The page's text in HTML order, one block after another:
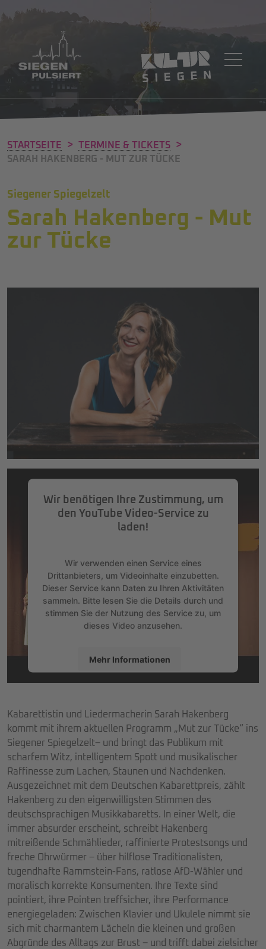
STARTSEITE > TERMINE & TICKETS >
SARAH HAKENBERG - MUT ZUR TÜCKE
Siegener Spiegelzelt
Sarah Hakenberg - Mut
zur Tücke
Kabarettistin und Liedermacherin Sarah Hakenberg
kommt mit ihrem aktuellen Programm „Mut zur Tücke“ ins
Siegener Spiegelzelt– und bringt das Publikum mit
scharfem Witz, intelligentem Spott und musikalischer
Raffinesse zum Lachen, Staunen und Nachdenken.
Ausgezeichnet mit dem Deutschen Kabarettpreis, zählt
Hakenberg zu den eigenwilligsten Stimmen des
deutschsprachigen Musikkabaretts. In einer Welt, die
immer absurder erscheint, schreibt Hakenberg
mitreißende Schmählieder, raffinierte Protestsongs und
freche Ohrwürmer – über hilflose Traditionalisten,
tugendhafte Rammstein-Fans, ratlose AfD-Wähler und
moralisch korrekte Konsumenten. Ihre Texte sind
pointiert, ihre Pointen treffsicher, ihre Performance
energiegeladen: Zwischen Klavier und Ukulele nimmt sie
sich mit charmantem Lächeln die kleinen und großen
Abgründe des Alltags zur Brust – und trifft dabei zielsicher
Wir benötigen Ihre Zustimmung, um
den YouTube Video-Service zu
laden!
Wir verwenden einen Service eines
Drittanbieters, um Videoinhalte einzubetten.
Dieser Service kann Daten zu Ihren Aktivitäten
sammeln. Bitte lesen Sie die Details durch und
stimmen Sie der Nutzung des Service zu, um
dieses Video anzusehen.
Mehr Informationen
powered byUsercentrics Consent
Management Platform&eRecht24